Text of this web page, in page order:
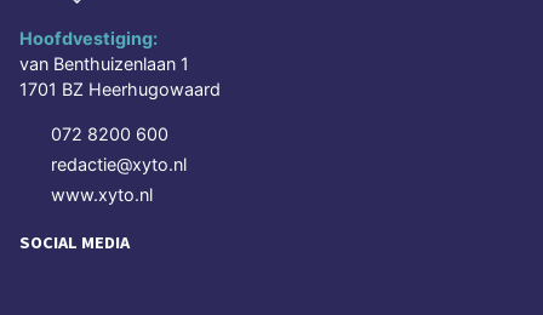
Hoofdvestiging:
van Benthuizenlaan 1
1701 BZ Heerhugowaard
072 8200 600
redactie@xyto.nl
www.xyto.nl
SOCIAL MEDIA